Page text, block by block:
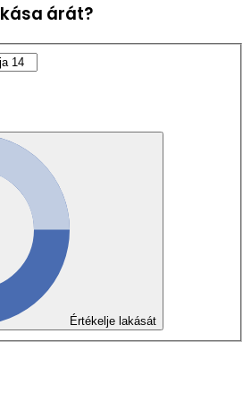
árát?
Értékelje lakását